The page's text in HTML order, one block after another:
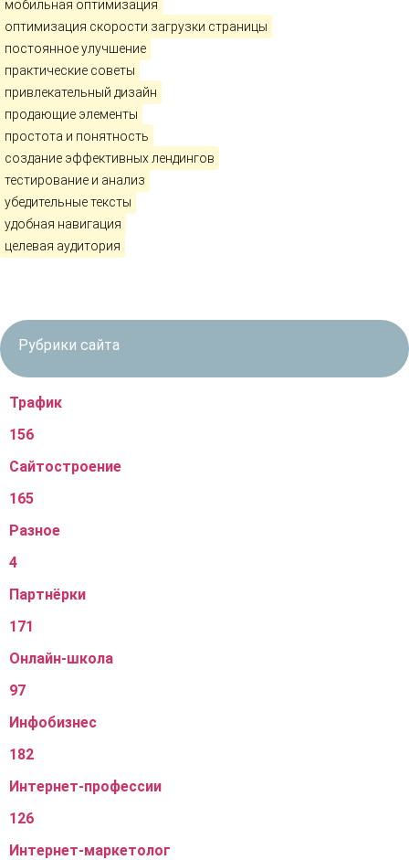
мобильная оптимизация
оптимизация скорости загрузки страницы
постоянное улучшение
практические советы
привлекательный дизайн
продающие элементы
простота и понятность
создание эффективных лендингов
тестирование и анализ
убедительные тексты
удобная навигация
целевая аудитория
Рубрики сайта
Трафик
156
Сайтостроение
165
Разное
4
Партнёрки
171
Онлайн-школа
97
Инфобизнес
182
Интернет-профессии
126
Интернет-маркетолог